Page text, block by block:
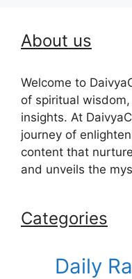
About us
Welcome to
of spiritual
insights. At
journey of
content that
and unveils the
Categories
Daily